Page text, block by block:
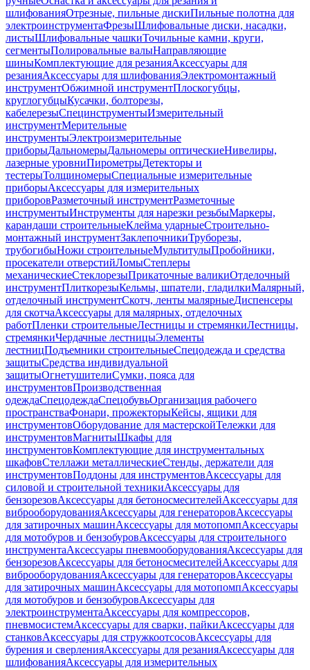
шлифованияОтрезные, пильные дискиПильные полотна для
электроинструментаФрезыШлифовальные диски, насадки,
листыШлифовальные чашкиТочильные камни, круги,
сегментыПолировальные валыНаправляющие
шиныКомплектующие для резанияАксессуары для
резанияАксессуары для шлифованияЭлектромонтажный
инструментОбжимной инструментПлоскогубцы,
круглогубцыКусачки, болторезы,
кабелерезыСпецинструментыИзмерительный
инструментМерительные
инструментыЭлектроизмерительные
приборыДальномерыДальномеры оптическиеНивелиры,
лазерные уровниПирометрыДетекторы и
тестерыТолщиномерыСпециальные измерительные
приборыАксессуары для измерительных
приборовРазметочный инструментРазметочные
инструментыИнструменты для нарезки резьбыМаркеры,
карандаши строительныеКлейма ударныеСтроительно-
монтажный инструментЗаклепочникиТруборезы,
трубогибыНожи строительныеМультитулыПробойники,
просекатели отверстийЛомыСтеплеры
механическиеСтеклорезыПрикаточные валикиОтделочный
инструментПлиткорезыКельмы, шпатели, гладилкиМалярный,
отделочный инструментСкотч, ленты малярныеДиспенсеры
для скотчаАксессуары для малярных, отделочных
работПленки строительныеЛестницы и стремянкиЛестницы,
стремянкиЧердачные лестницыЭлементы
лестницПодъемники строительныеСпецодежда и средства
защитыСредства индивидуальной
защитыОгнетушителиСумки, пояса для
инструментовПроизводственная
одеждаСпецодеждаСпецобувьОрганизация рабочего
пространстваФонари, прожекторыКейсы, ящики для
инструментовОборудование для мастерскойТележки для
инструментовМагнитыШкафы для
инструментовКомплектующие для инструментальных
шкафовСтеллажи металлическиеСтенды, держатели для
инструментовПоддоны для инструментовАксессуары для
силовой и строительной техникиАксессуары для
бензорезовАксессуары для бетоносмесителейАксессуары для
виброоборудованияАксессуары для генераторовАксессуары
для затирочных машинАксессуары для мотопомпАксессуары
для мотобуров и бензобуровАксессуары для строительного
инструментаАксессуары пневмооборудованияАксессуары для
бензорезовАксессуары для бетоносмесителейАксессуары для
виброоборудованияАксессуары для генераторовАксессуары
для затирочных машинАксессуары для мотопомпАксессуары
для мотобуров и бензобуровАксессуары для
электроинструментаАксессуары для компрессоров,
пневмосистемАксессуары для сварки, пайкиАксессуары для
станковАксессуары для стружкоотсосовАксессуары для
бурения и сверленияАксессуары для резанияАксессуары для
шлифованияАксессуары для измерительных